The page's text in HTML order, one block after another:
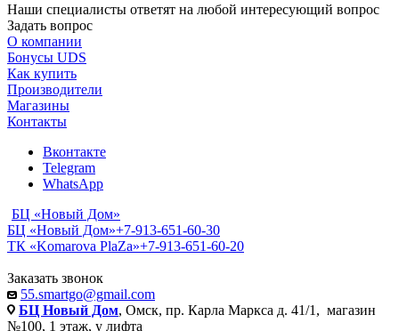
Наши специалисты ответят на любой интересующий вопрос
Задать вопрос
О компании
Бонусы UDS
Как купить
Производители
Магазины
Контакты
Вконтакте
Telegram
WhatsApp
БЦ «Новый Дом»
БЦ «Новый Дом»+7-913-651-60-30
ТК «Komarova PlaZa»+7-913-651-60-20
Заказать звонок
55.smartgo@gmail.com
БЦ Новый Дом, Омск, пр. Карла Маркса д. 41/1, магазин
№100, 1 этаж, у лифта